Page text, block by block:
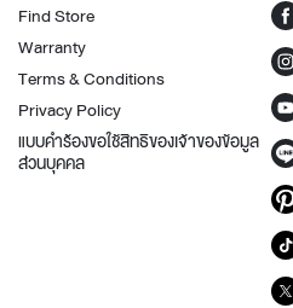
Find Store
Warranty
Terms & Conditions
Privacy Policy
แบบคำร้องขอใช้สิทธิของเจ้าของข้อมูล
ส่วนบุคคล